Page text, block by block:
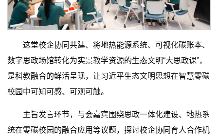
这堂校企协同共建、将地热能源系统、可视化碳账本、
数字思政场馆转化为实景教学资源的生态文明“大思政课”，
是科教融合的鲜活呈现，让习近平生态文明思想在智慧零碳
校园中可知可感、可观可触。
主旨发言环节，与会嘉宾围绕思政一体化建设、地热系
统在零碳校园的融合应用等议题，探讨校企协同育人合作机